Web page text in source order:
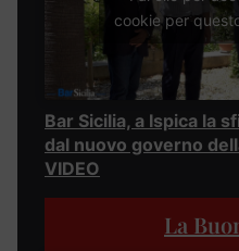
cookie per
Bar Sicilia, a Ispica la
dal nuovo governo
VIDEO
La